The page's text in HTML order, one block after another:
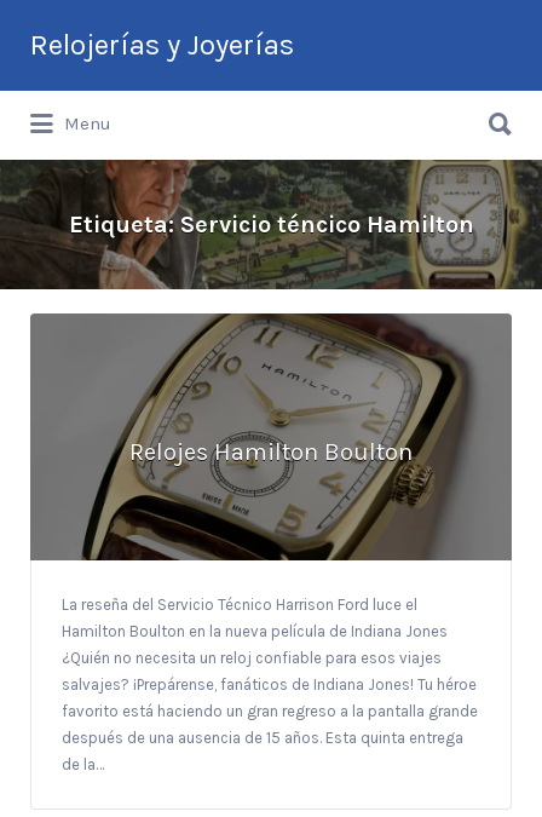
Relojerías y Joyerías
Guía de Relojerías y Joyerías en
por:
Menu
por:
Etiqueta: Servicio téncico Hamilton
Relojes Hamilton Boulton
La reseña del Servicio Técnico Harrison Ford luce el
Hamilton Boulton en la nueva película de Indiana Jones
¿Quién no necesita un reloj confiable para esos viajes
salvajes? ¡Prepárense, fanáticos de Indiana Jones! Tu héroe
favorito está haciendo un gran regreso a la pantalla grande
después de una ausencia de 15 años. Esta quinta entrega
de la…